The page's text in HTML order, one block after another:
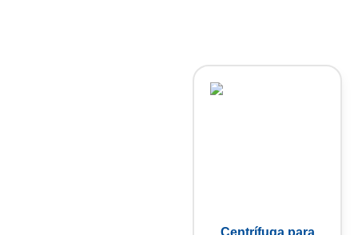
Centrífuga para